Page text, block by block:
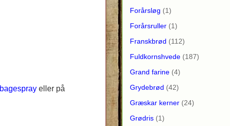
bagespray eller på
Forårsløg (1)
Forårsruller (1)
Franskbrød (112)
Fuldkornshvede (187)
Grand farine (4)
Grydebrød (42)
Græskar kerner (24)
Grødris (1)